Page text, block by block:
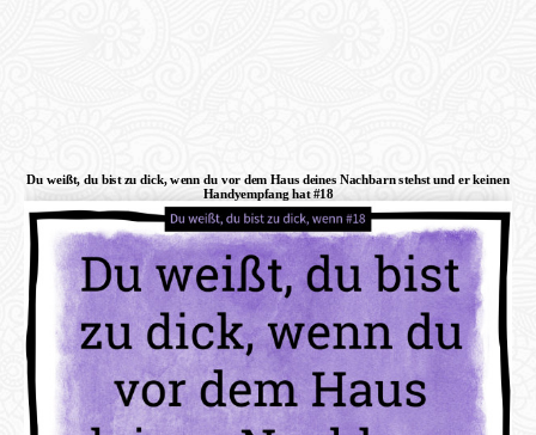
Du weißt, du bist zu dick, wenn du vor dem Haus deines Nachbarn stehst und er keinen
Handyempfang hat #18